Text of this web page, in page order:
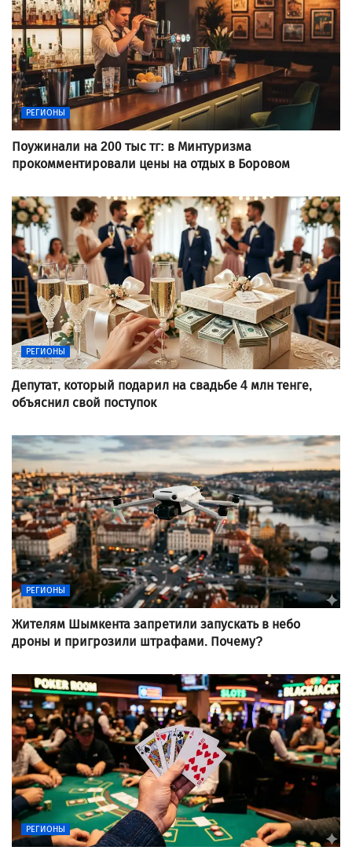
РЕГИОНЫ
Поужинали на 200 тыс тг: в Минтуризма
прокомментировали цены на отдых в Боровом
РЕГИОНЫ
Депутат, который подарил на свадьбе 4 млн тенге,
объяснил свой поступок
РЕГИОНЫ
Жителям Шымкента запретили запускать в небо
дроны и пригрозили штрафами. Почему?
РЕГИОНЫ